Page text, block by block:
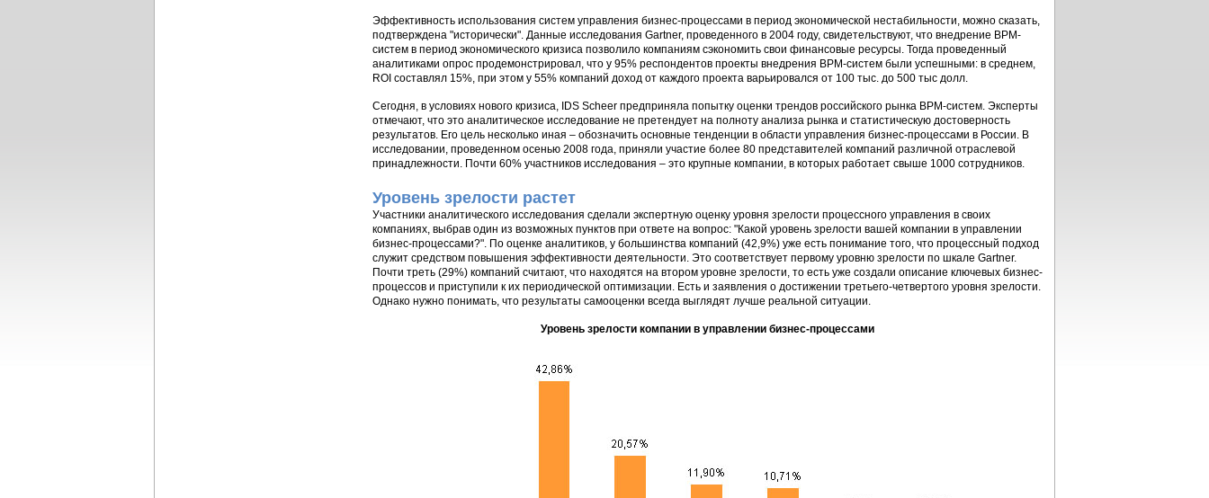
Эффективность использования систем управления бизнес-процессами в период экономической нестабильности, можно сказать,
подтверждена "исторически". Данные исследования Gartner, проведенного в 2004 году, свидетельствуют, что внедрение BPM-
систем в период экономического кризиса позволило компаниям сэкономить свои финансовые ресурсы. Тогда проведенный
аналитиками опрос продемонстрировал, что у 95% респондентов проекты внедрения BPM-систем были успешными: в среднем,
ROI составлял 15%, при этом у 55% компаний доход от каждого проекта варьировался от 100 тыс. до 500 тыс долл.
Сегодня, в условиях нового кризиса, IDS Scheer предприняла попытку оценки трендов российского рынка BPM-систем. Эксперты
отмечают, что это аналитическое исследование не претендует на полноту анализа рынка и статистическую достоверность
результатов. Его цель несколько иная – обозначить основные тенденции в области управления бизнес-процессами в России. В
исследовании, проведенном осенью 2008 года, приняли участие более 80 представителей компаний различной отраслевой
принадлежности. Почти 60% участников исследования – это крупные компании, в которых работает свыше 1000 сотрудников.
Уровень зрелости растет
Участники аналитического исследования сделали экспертную оценку уровня зрелости процессного управления в своих
компаниях, выбрав один из возможных пунктов при ответе на вопрос: "Какой уровень зрелости вашей компании в управлении
бизнес-процессами?". По оценке аналитиков, у большинства компаний (42,9%) уже есть понимание того, что процессный подход
служит средством повышения эффективности деятельности. Это соответствует первому уровню зрелости по шкале Gartner.
Почти треть (29%) компаний считают, что находятся на втором уровне зрелости, то есть уже создали описание ключевых бизнес-
процессов и приступили к их периодической оптимизации. Есть и заявления о достижении третьего-четвертого уровня зрелости.
Однако нужно понимать, что результаты самооценки всегда выглядят лучше реальной ситуации.
Уровень зрелости компании в управлении бизнес-процессами